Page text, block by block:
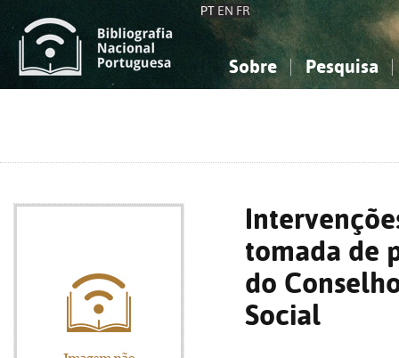
PT EN FR
Sobre Pesquisa
tomada de
do
Social